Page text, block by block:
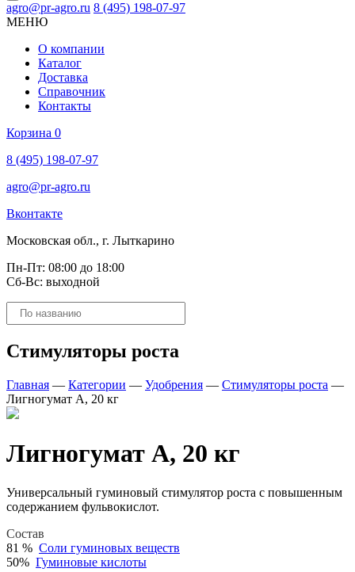
agro@pr-agro.ru 8 (495) 198-07-97
МЕНЮ
О компании
Каталог
Доставка
Справочник
Контакты
Корзина 0
8 (495) 198-07-97
agro@pr-agro.ru
Вконтакте
Московская обл., г. Лыткарино
Пн-Пт: 08:00 до 18:00
Сб-Вс: выходной
Поиск
товаров
Стимуляторы роста
Главная — Категории — Удобрения — Стимуляторы роста —
Лигногумат А, 20 кг
Лигногумат А, 20 кг
Универсальный гуминовый стимулятор роста с повышенным
содержанием фульвокислот.
Состав
81 % Соли гуминовых веществ
50% Гуминовые кислоты